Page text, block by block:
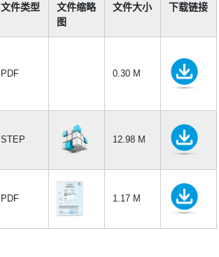
文件类型
文件缩略
图
文件大小 下载链接
PDF 0.30 M
STEP 12.98 M
PDF 1.17 M